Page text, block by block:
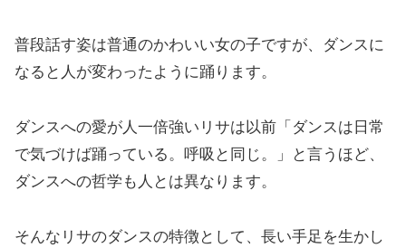
普段話す姿は普通のかわいい女の子ですが、ダンスに
なると人が変わったように踊ります。
ダンスへの愛が人一倍強いリサは以前「ダンスは日常
で気づけば踊っている。呼吸と同じ。」と言うほど、
ダンスへの哲学も人とは異なります。
そんなリサのダンスの特徴として、長い手足を生かし